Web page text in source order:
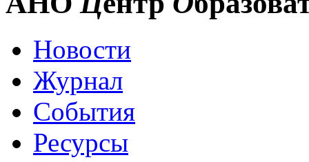
Новости
Журнал
События
Ресурсы